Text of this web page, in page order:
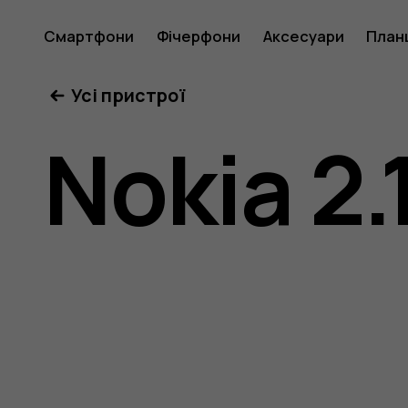
Nokia
Смартфони Фічерфони Аксесуари
Усі пристрої
Nokia